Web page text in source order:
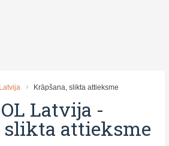
Krāpšana, slikta attieksme
Latvija -
slikta attieksme